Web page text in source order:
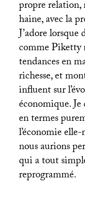
propre relation,
haine, avec la
J’adore
comme Piketty
tendances en
richesse, et
influent sur
économique.
en termes
l’économie
nous aurions
qui a tout
reprogrammé.